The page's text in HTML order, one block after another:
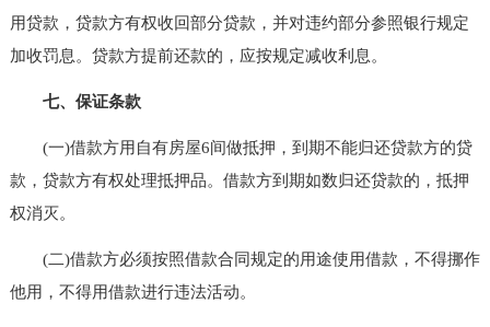
用贷款，贷款方有权收回部分贷款，并对违约部分参照银行规定
加收罚息。贷款方提前还款的，应按规定减收利息。
七、保证条款
(一)借款方用自有房屋6间做抵押，到期不能归还贷款方的贷
款，贷款方有权处理抵押品。借款方到期如数归还贷款的，抵押
权消灭。
(二)借款方必须按照借款合同规定的用途使用借款，不得挪作
他用，不得用借款进行违法活动。